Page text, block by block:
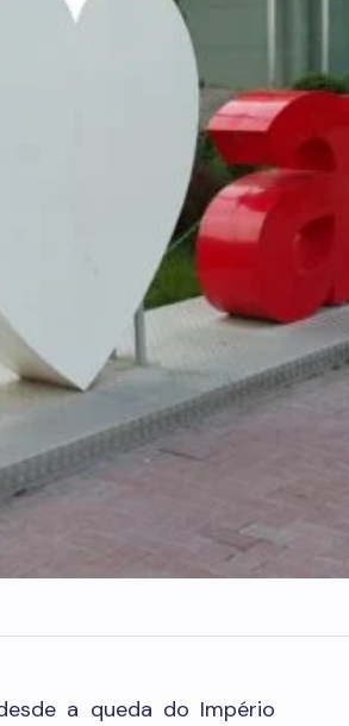
a queda do Império